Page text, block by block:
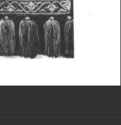
течениями
вполне оправдывали
построек города.
стиля, с
резных,
совокупности же с
утвари интерьер
убранства собора,
В соборной ризнице,